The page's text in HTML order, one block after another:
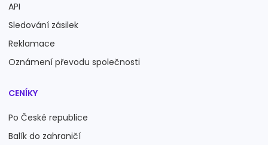
API
Sledování zásilek
Reklamace
Oznámení převodu společnosti
CENÍKY
Po České republice
Balík do zahraničí